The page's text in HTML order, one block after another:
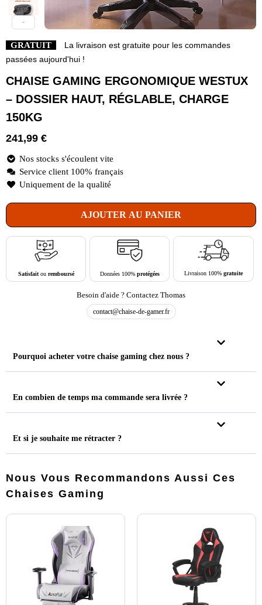
GRATUIT
La livraison est gratuite pour les commandes
passées aujourd'hui !
CHAISE GAMING ERGONOMIQUE WESTUX
– DOSSIER HAUT, RÉGLABLE, CHARGE
150KG
241,99 €
Nos stocks s'écoulent vite
Service client 100% français
Uniquement de la qualité
AJOUTER AU PANIER
Satisfaitou remboursé Données 100% protégées Livraison 100%gratuite
Besoin d'aide ? Contactez Thomas
contact@chaise-de-gamer.fr
Pourquoi acheter votre chaise gaming chez nous ?
En combien de temps ma commande sera livrée ?
Et si je souhaite me rétracter ?
Nous Vous Recommandons Aussi Ces
Chaises Gaming